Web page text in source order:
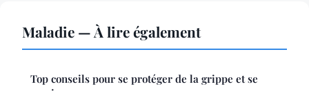
Maladie — À lire également
Top conseils pour se protéger de la grippe et se